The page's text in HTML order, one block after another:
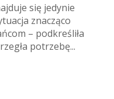
się jedynie
znacząco
– podkreśliła
potrzebę...